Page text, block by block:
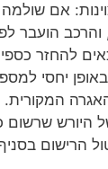
אם שולמה
הועבר
להחזר
יחסי
המקורית.
היורש שרשום
הרישום